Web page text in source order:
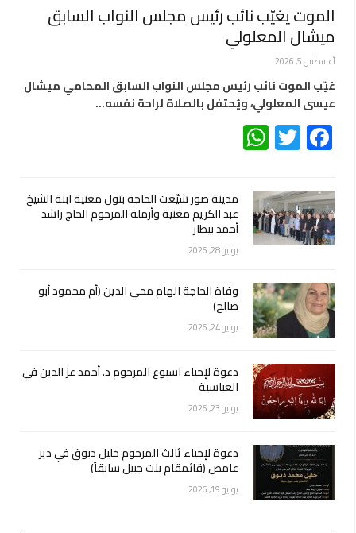
الموت يغيّب نائب رئيس مجلس النواب السابق
ميشال المعلولي
أغسطس 5, 2026
غيّب الموت نائب رئيس مجلس النواب السابق المحامي ميشال
عيسى المعلولي، ويُحتفل بالصلاة لراحة نفسه…
Facebook
Twitter
مدينة صور شيّعت الحاجة بتول مغنية ابنة الشيخ
عبد الكريم مغنية وأرملة المرحوم الحاج راشد
أحمد بيطار
يوليو 28, 2026
وفاة الحاجة الهام محي الدين (أم محمود أبو
صالح)
يوليو 24, 2026
دعوة لإحياء اسبوع المرحوم د. أحمد عز الدين في
العباسية
يوليو 23, 2026
دعوة لإحياء ثالث المرحوم خليل دبوق في دير
عامص (قائمقام بنت جبيل سابقاً)
يوليو 19, 2026